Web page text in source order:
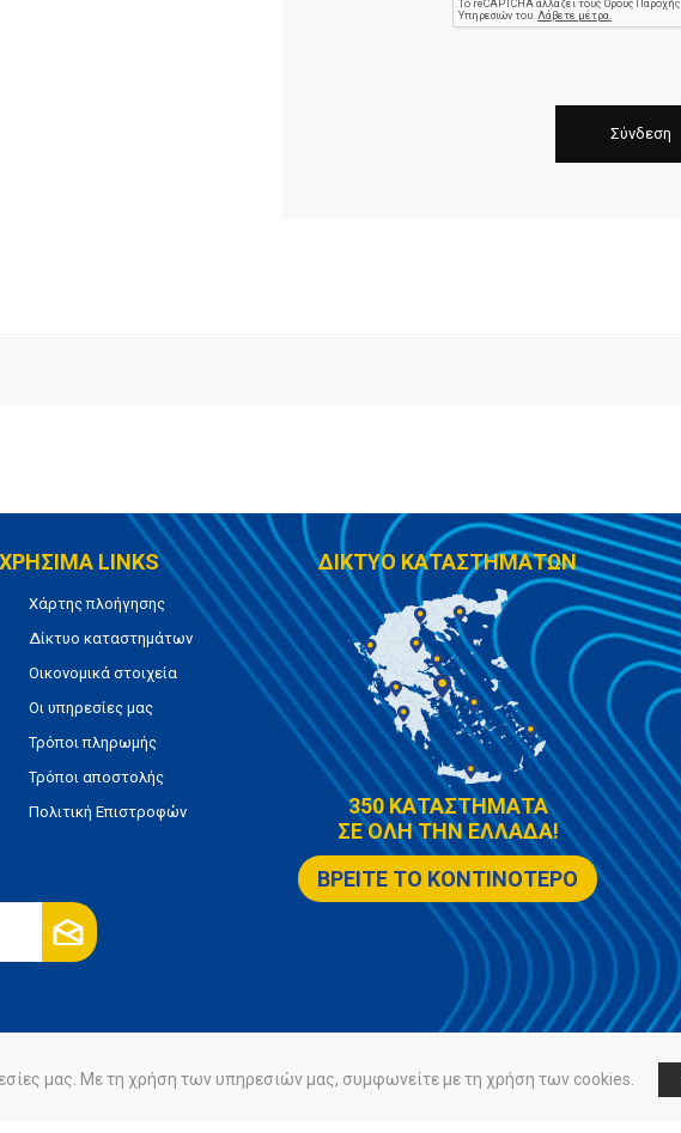
ΧΡΗΣΙΜΑ LINKS
Χάρτης πλοήγησης
Δίκτυο καταστημάτων
Οικονομικά στοιχεία
Οι υπηρεσίες μας
Τρόποι πληρωμής
Τρόποι αποστολής
Πολιτική Επιστροφών
ΔΙΚΤΥΟ ΚΑΤΑΣΤΗΜΑΤΩΝ
350 ΚΑΤΑΣΤΗΜΑΤΑ
ΣΕ ΟΛΗ ΤΗΝ ΕΛΛΑΔΑ!
ΒΡΕΙΤΕ ΤΟ ΚΟΝΤΙΝΟΤΕΡΟ
Πολιτική Cookies
μας. Με τη χρήση των υπηρεσιών μας, συμφωνείτε με τη χρήση των cookies.